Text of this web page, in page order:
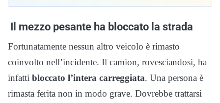
Il mezzo pesante ha bloccato la strada
Fortunatamente nessun altro veicolo è rimasto
coinvolto nell’incidente. Il camion, rovesciandosi, ha
infatti bloccato l’intera carreggiata. Una persona è
rimasta ferita non in modo grave. Dovrebbe trattarsi